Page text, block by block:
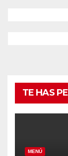
TE HAS
MENÚ